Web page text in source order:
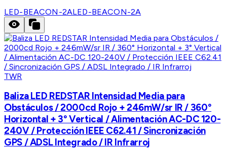
LED-BEACON-2ALED-BEACON-2A
TWR
Baliza LED REDSTAR Intensidad Media para
Obstáculos / 2000cd Rojo + 246mW/sr IR / 360°
Horizontal + 3° Vertical / Alimentación AC-DC 120-
240V / Protección IEEE C62.41 / Sincronización
GPS / ADSL Integrado / IR Infrarroj